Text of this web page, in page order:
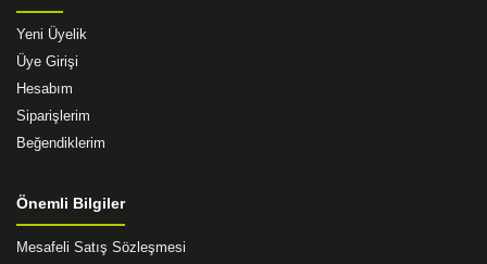
Yeni Üyelik
Üye Girişi
Hesabım
Siparişlerim
Beğendiklerim
Önemli Bilgiler
Mesafeli Satış Sözleşmesi